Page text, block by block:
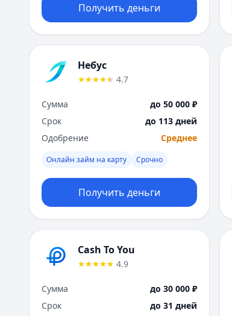
Получить деньги
Небус
4.7
Сумма
до 50 000 ₽
Срок
до 113 дней
Одобрение
Среднее
Онлайн займ на карту Срочно
Получить деньги
Cash To You
4.9
Сумма
до 30 000 ₽
Срок
до 31 дней